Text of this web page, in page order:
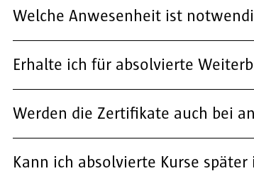
Welche Anwesenheit ist
Erhalte ich für absolvierte
Werden die Zertifikate auch bei
Kann ich absolvierte Kurse